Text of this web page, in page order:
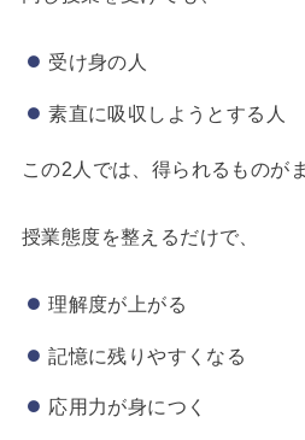
受け身の人
素直に吸収しようとする人
この2人では、得られるものが
授業態度を整えるだけで、
理解度が上がる
記憶に残りやすくなる
応用力が身につく